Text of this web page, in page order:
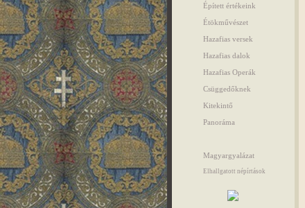
Épített értékeink
Étökművészet
Hazafias versek
Hazafias dalok
Hazafias Operák
Csüggedőknek
Kitekintő
Panoráma
Magyargyalázat
Elhallgatott népírtások